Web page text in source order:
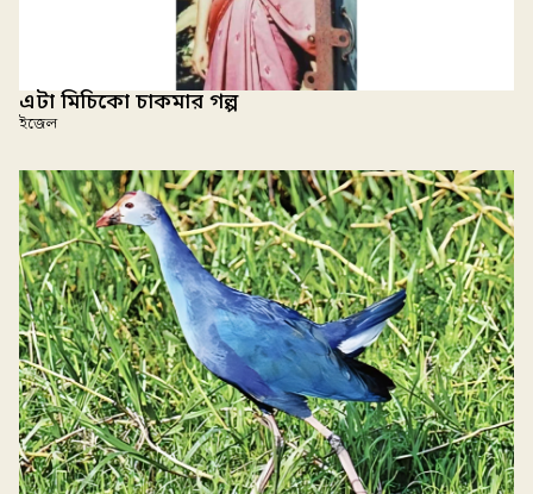
এটা মিচিকো চাকমার গল্প
ইজেল